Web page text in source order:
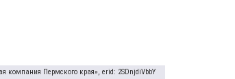
Пермского края», erid: 2SDnjdiVbbY